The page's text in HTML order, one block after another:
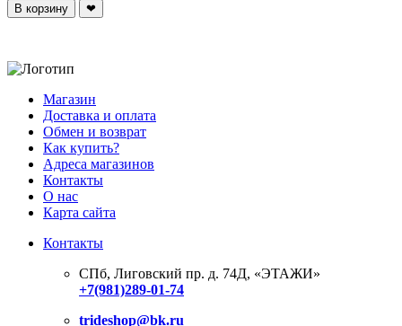
В корзину ❤
Магазин
Доставка и оплата
Обмен и возврат
Как купить?
Адреса магазинов
Контакты
О нас
Карта сайта
Контакты
СПб, Лиговский пр. д. 74Д, «ЭТАЖИ»
+7(981)289-01-74
trideshop@bk.ru